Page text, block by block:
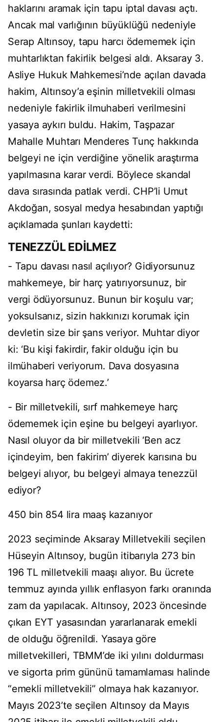
haklarını aramak için tapu iptal davası açtı.
Ancak mal varlığının büyüklüğü nedeniyle
Serap Altınsoy, tapu harcı ödememek için
muhtarlıktan fakirlik belgesi aldı. Aksaray 3.
Asliye Hukuk Mahkemesi’nde açılan davada
hakim, Altınsoy’a eşinin milletvekili olması
nedeniyle fakirlik ilmuhaberi verilmesini
yasaya aykırı buldu. Hakim, Taşpazar
Mahalle Muhtarı Menderes Tunç hakkında
belgeyi ne için verdiğine yönelik araştırma
yapılmasına karar verdi. Böylece skandal
dava sırasında patlak verdi. CHP’li Umut
Akdoğan, sosyal medya hesabından yaptığı
açıklamada şunları kaydetti:
TENEZZÜL EDİLMEZ
- Tapu davası nasıl açılıyor? Gidiyorsunuz
mahkemeye, bir harç yatırıyorsunuz, bir
vergi ödüyorsunuz. Bunun bir koşulu var;
yoksulsanız, sizin hakkınızı korumak için
devletin size bir şans veriyor. Muhtar diyor
ki: ‘Bu kişi fakirdir, fakir olduğu için bu
ilmühaberi veriyorum. Dava dosyasına
koyarsa harç ödemez.’
- Bir milletvekili, sırf mahkemeye harç
ödememek için eşine bu belgeyi ayarlıyor.
Nasıl oluyor da bir milletvekili ‘Ben acz
içindeyim, ben fakirim’ diyerek karısına bu
belgeyi alıyor, bu belgeyi almaya tenezzül
ediyor?
450 bin 854 lira maaş kazanıyor
2023 seçiminde Aksaray Milletvekili seçilen
Hüseyin Altınsoy, bugün itibarıyla 273 bin
196 TL milletvekili maaşı alıyor. Bu ücrete
temmuz ayında yıllık enflasyon farkı oranında
zam da yapılacak. Altınsoy, 2023 öncesinde
çıkan EYT yasasından yararlanarak emekli
de olduğu öğrenildi. Yasaya göre
milletvekilleri, TBMM’de iki yılını doldurması
ve sigorta prim gününü tamamlaması halinde
“emekli milletvekili” olmaya hak kazanıyor.
Mayıs 2023’te seçilen Altınsoy da Mayıs